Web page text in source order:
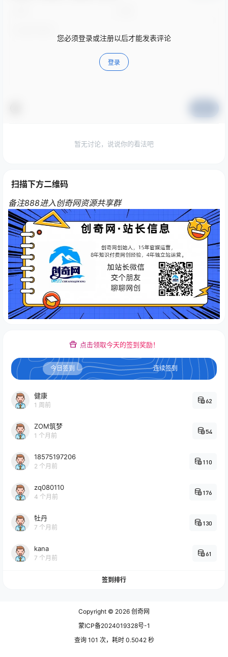
您必须登录或注册以后才能发表评论
登录
暂无讨论，说说你的看法吧
扫描下方二维码
备注888进入创奇网资源共享群
点击领取今天的签到奖励！
今日签到 连续签到
健康
1 周前
62
ZOM筑梦
1 个月前
54
18575197206
2 个月前
110
zq080110
4 个月前
176
牡丹
7 个月前
130
kana
7 个月前
61
签到排行
Copyright © 2026 创奇网
蒙ICP备2024019328号-1
查询 101 次，耗时 0.5042 秒